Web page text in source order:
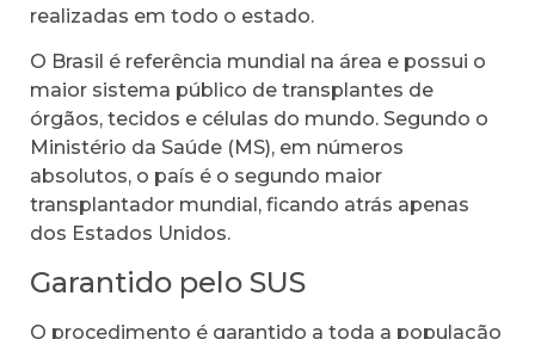
realizadas em todo o estado.
O Brasil é referência mundial na área e possui o
maior sistema público de transplantes de
órgãos, tecidos e células do mundo. Segundo o
Ministério da Saúde (MS), em números
absolutos, o país é o segundo maior
transplantador mundial, ficando atrás apenas
dos Estados Unidos.
Garantido pelo SUS
O procedimento é garantido a toda a população